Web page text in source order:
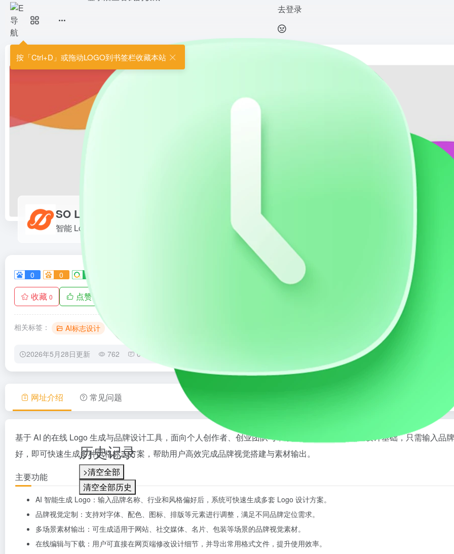
按「Ctrl+D」或拖动LOGO到书签栏收藏本站
去登录
历史记录
>清空全部
清空全部历史
首页 • 人工智能 • AI创意设计 • AI标志设计 • SO LOGO
SO LOGO
0 0
收藏 0 点赞
相关标签： AI标志设计
2026年5月28日更新 762 0
智能 Logo 设计与品牌生成平台，提供 AI 标志设计、品牌配色、字体搭配与视觉方案定制服务，帮助企业、创
建专业品牌形象，提升品牌识别度与市场...
网址介绍 常见问题
基于 AI 的在线 Logo 生成与品牌设计工具，面向个人创作者、创业团队与中小企业用户。无需专业设计基础，只需输入品
好，即可快速生成多种风格标志方案，帮助用户高效完成品牌视觉搭建与素材输出。
主要功能
AI 智能生成 Logo：输入品牌名称、行业和风格偏好后，系统可快速生成多套 Logo 设计方案。
品牌视觉定制：支持对字体、配色、图标、排版等元素进行调整，满足不同品牌定位需求。
多场景素材输出：可生成适用于网站、社交媒体、名片、包装等场景的品牌视觉素材。
在线编辑与下载：用户可直接在网页端修改设计细节，并导出常用格式文件，提升使用效率。